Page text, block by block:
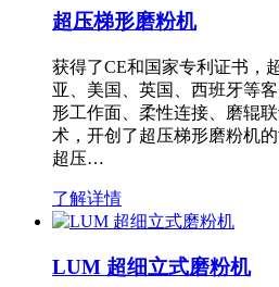
超压梯形磨粉机
获得了CE和国家专利证书，
亚、美国、英国、西班牙等
形工作面、柔性连接、磨辊
术，开创了超压梯形磨粉机
超压…
了解详情
LUM 超细立式磨粉机